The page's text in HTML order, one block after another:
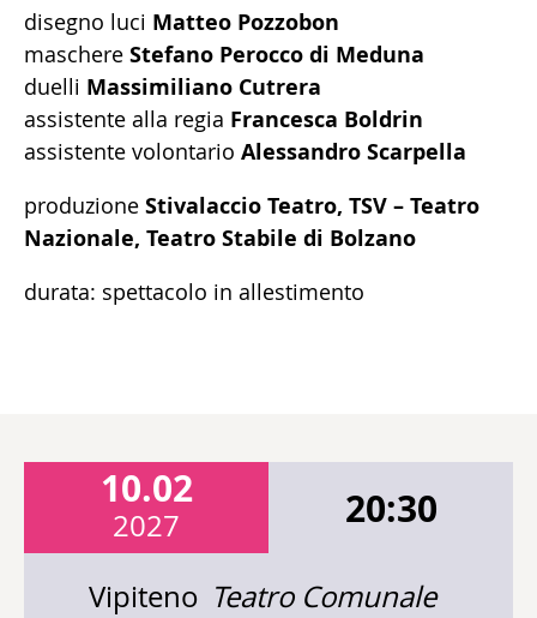
disegno luci Matteo Pozzobon
maschere Stefano Perocco di Meduna
duelli Massimiliano Cutrera
assistente alla regia Francesca Boldrin
assistente volontario Alessandro Scarpella
produzione Stivalaccio Teatro, TSV – Teatro
Nazionale, Teatro Stabile di Bolzano
durata: spettacolo in allestimento
10.02
2027 20:30
Vipiteno Teatro Comunale